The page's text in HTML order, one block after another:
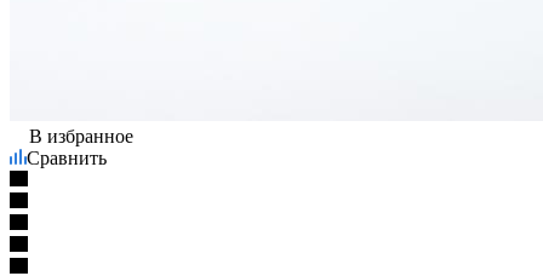
В избранное
Сравнить